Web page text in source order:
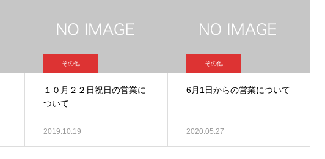
その他
１０月２２日祝日の営業に
ついて
2019.10.19
その他
6月1日からの営業について
2020.05.27